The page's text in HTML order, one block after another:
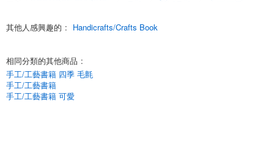
其他人感興趣的 : Handicrafts/Crafts Book
相同分類的其他商品 :
手工/工藝書籍 四季 毛氈
手工/工藝書籍
手工/工藝書籍 可愛